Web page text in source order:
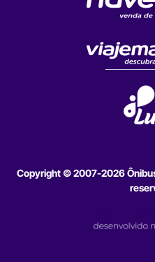
Copyright © 2007-2026